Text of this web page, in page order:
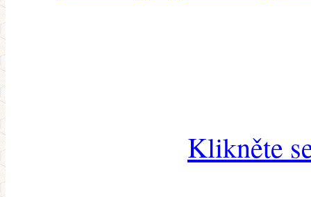
Klikněte